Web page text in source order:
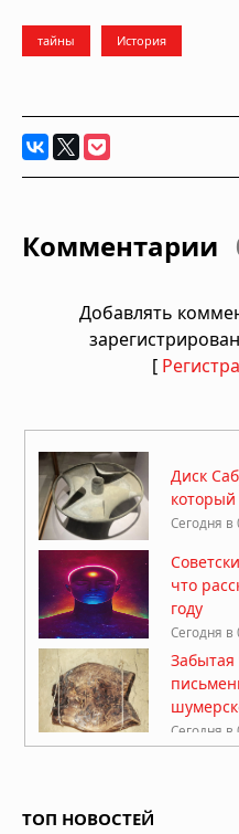
тайны История
Комментарии
Добавлять
[
Диск
Сегодня в
что
году
Сегодня в
Забытая
Сегодня в
ТОП НОВОСТЕЙ